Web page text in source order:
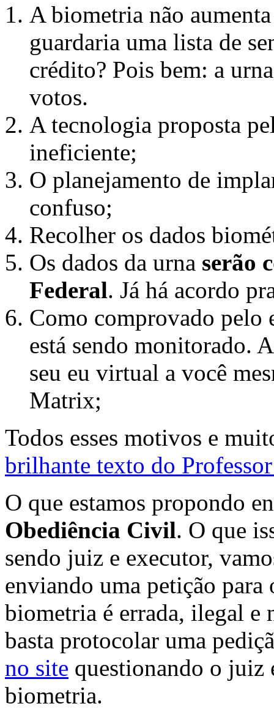
A biometria não
guardaria uma lista de
crédito? Pois bem: a
votos.
A tecnologia proposta
ineficiente;
O planejamento de
confuso;
Recolher os dados
Os dados da urna serão
Federal. Já há acordo
Como comprovado pelo
está sendo monitorado.
seu eu virtual a você
Matrix;
Todos esses motivos e
brilhante texto do
O que estamos propondo
Obediência Civil. O que
sendo juiz e executor,
enviando uma petição
biometria é errada, ilegal e
basta protocolar uma
no site questionando o juiz
biometria.